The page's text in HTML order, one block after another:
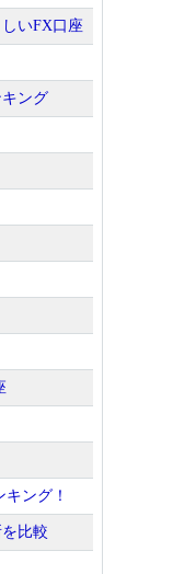
いFX口座
ング
ング！
比較